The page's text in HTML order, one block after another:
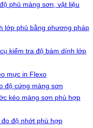
phủ màng sơn, vật liệu
lớp phủ bằng phương pháp
kiểm tra độ bám dính lớp
mực in Flexo
độ cứng màng sơn
kéo màng sơn phù hợp
độ nhớt phù hợp